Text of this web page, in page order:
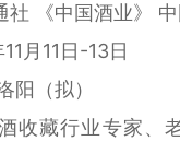
社 《中国酒业》
月11日-13日
阳（拟）
收藏行业专家、